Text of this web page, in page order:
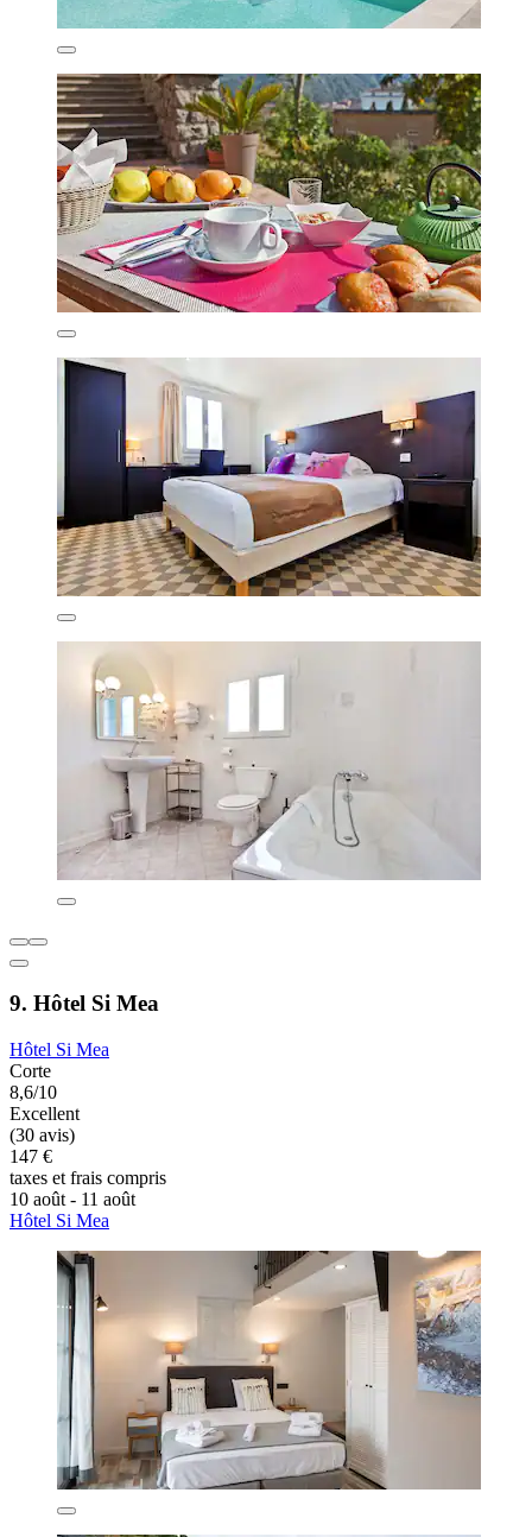
9. Hôtel Si Mea
Hôtel Si Mea
Corte
8,6/10
Excellent
(30 avis)
147 €
taxes et frais compris
10 août - 11 août
Hôtel Si Mea